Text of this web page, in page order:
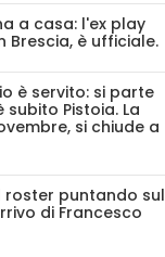
a casa: l'ex play
Brescia, è ufficiale.
è servito: si parte
subito Pistoia. La
si chiude a
puntando sul
di Francesco